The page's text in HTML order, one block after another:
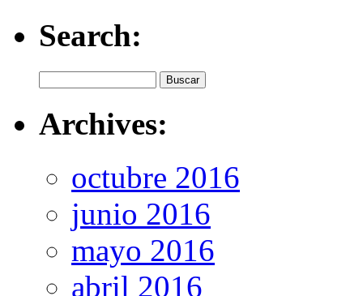
Search:
Archives:
octubre 2016
junio 2016
mayo 2016
abril 2016